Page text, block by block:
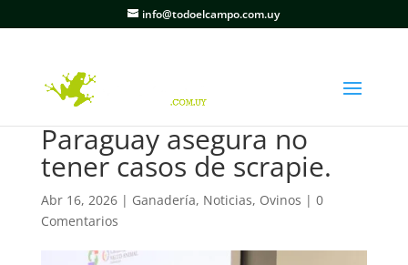
info@todoelcampo.com.uy
Paraguay asegura no
tener casos de scrapie.
Abr 16, 2026| Ganadería, Noticias, Ovinos | 0
Comentarios